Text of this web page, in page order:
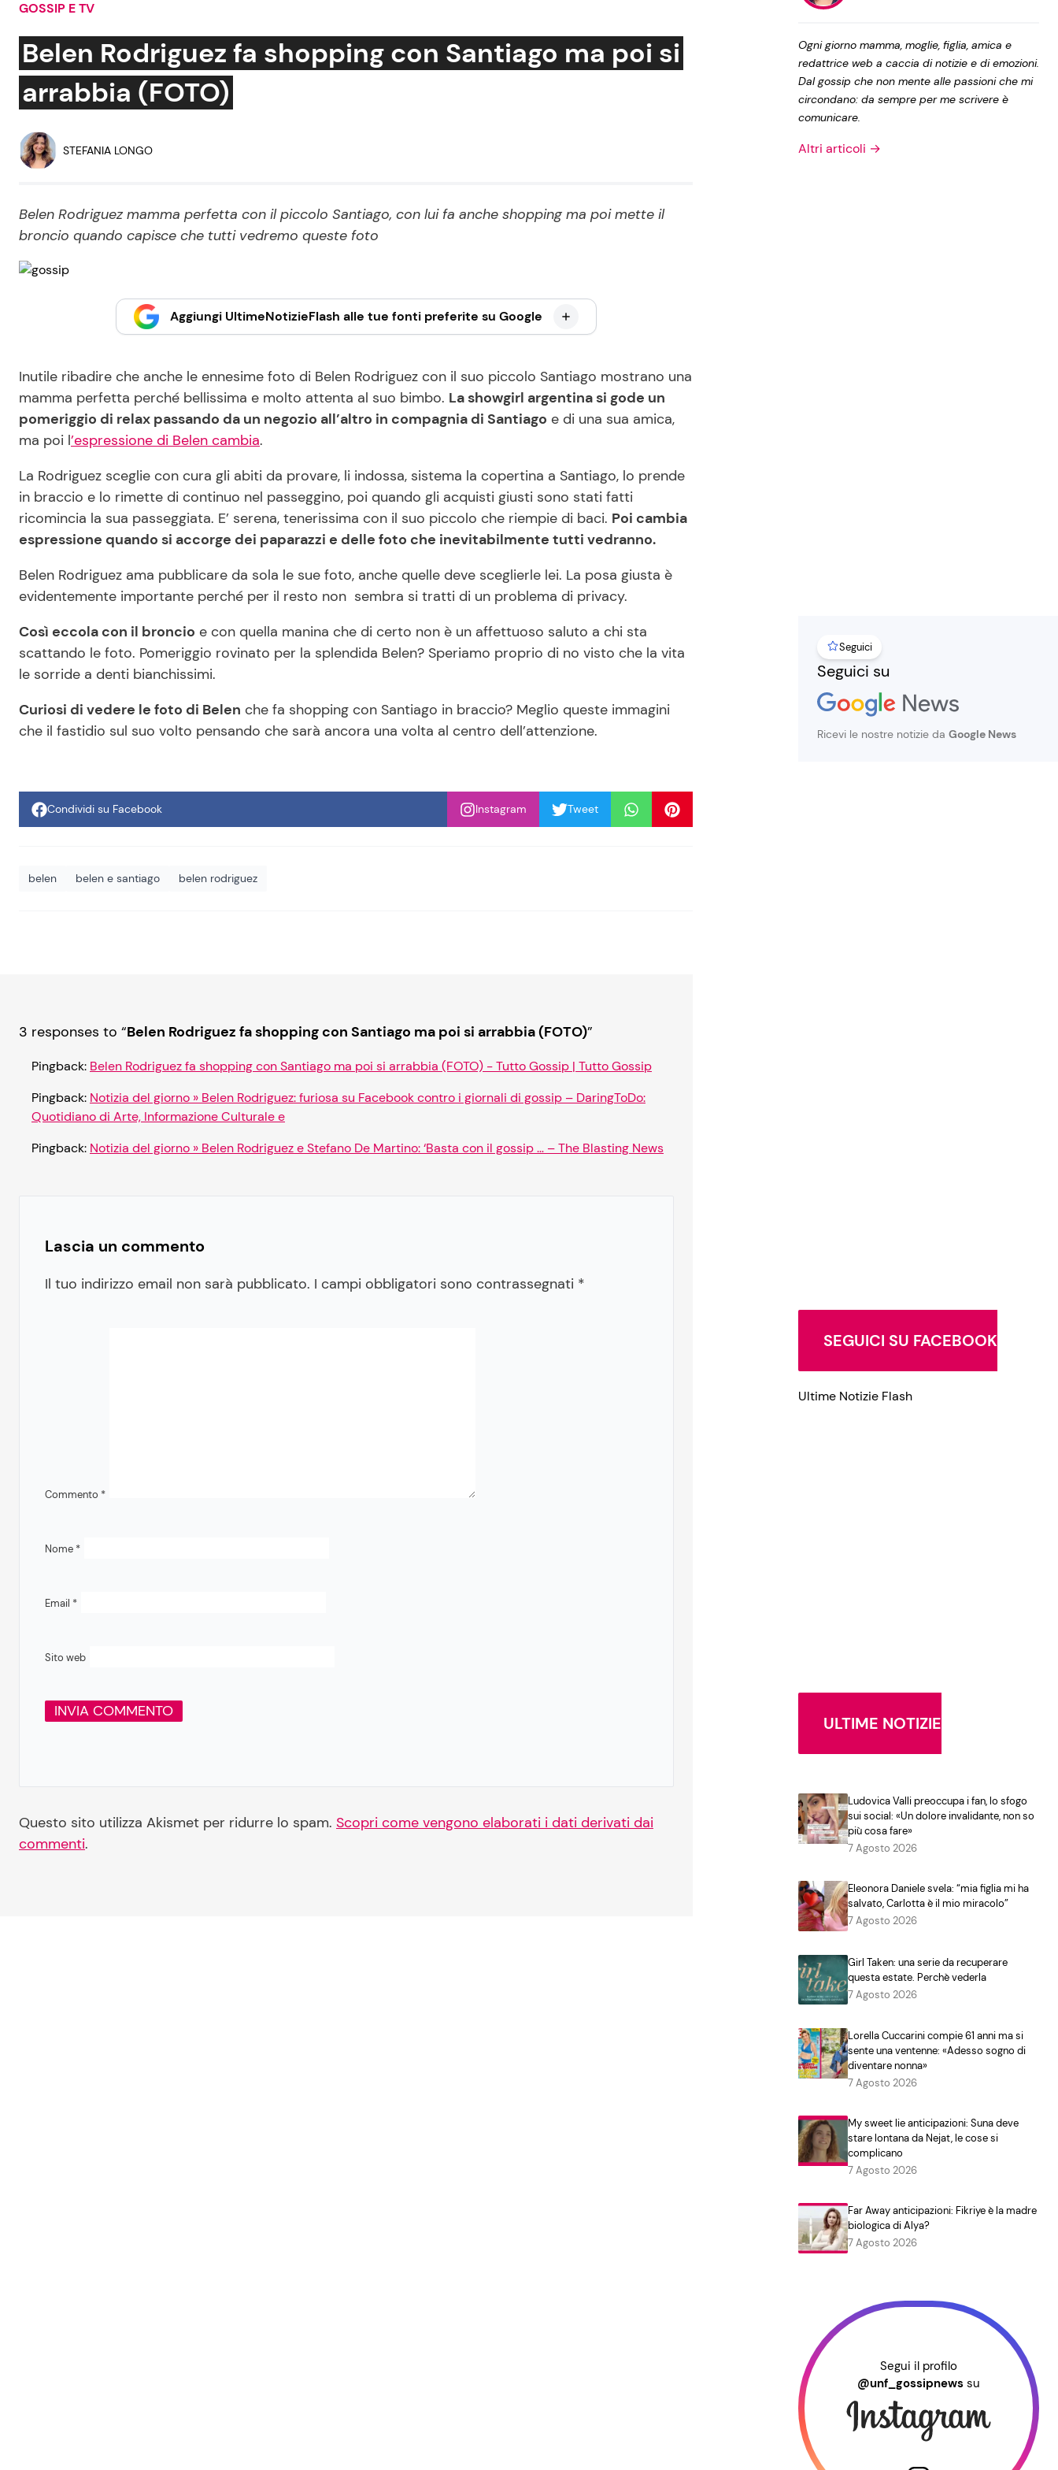
Social News
News dal mondo
Mondo Mamma
News benessere
Festività
Le Ricette in TV
Ricette per Bambini
Privacy Policy
GOSSIP E TV
Belen Rodriguez fa shopping con Santiago ma poi si
arrabbia (FOTO)
STEFANIA LONGO
Belen Rodriguez mamma perfetta con il piccolo Santiago, con lui fa anche shopping ma poi mette il
broncio quando capisce che tutti vedremo queste foto
Aggiungi UltimeNotizieFlash alle tue fonti preferite su Google
Inutile ribadire che anche le ennesime foto di Belen Rodriguez con il suo piccolo Santiago mostrano una
mamma perfetta perché bellissima e molto attenta al suo bimbo. La showgirl argentina si gode un
pomeriggio di relax passando da un negozio all’altro in compagnia di Santiago e di una sua amica,
ma poi l’espressione di Belen cambia.
La Rodriguez sceglie con cura gli abiti da provare, li indossa, sistema la copertina a Santiago, lo prende
in braccio e lo rimette di continuo nel passeggino, poi quando gli acquisti giusti sono stati fatti
ricomincia la sua passeggiata. E’ serena, tenerissima con il suo piccolo che riempie di baci. Poi cambia
espressione quando si accorge dei paparazzi e delle foto che inevitabilmente tutti vedranno.
Belen Rodriguez ama pubblicare da sola le sue foto, anche quelle deve sceglierle lei. La posa giusta è
evidentemente importante perché per il resto non sembra si tratti di un problema di privacy.
Così eccola con il broncio e con quella manina che di certo non è un affettuoso saluto a chi sta
scattando le foto. Pomeriggio rovinato per la splendida Belen? Speriamo proprio di no visto che la vita
le sorride a denti bianchissimi.
Curiosi di vedere le foto di Belen che fa shopping con Santiago in braccio? Meglio queste immagini
che il fastidio sul suo volto pensando che sarà ancora una volta al centro dell’attenzione.
Condividi su Facebook Instagram Tweet
belen belen e santiago belen rodriguez
3 responses to “Belen Rodriguez fa shopping con Santiago ma poi si arrabbia (FOTO)”
Pingback: Belen Rodriguez fa shopping con Santiago ma poi si arrabbia (FOTO) - Tutto Gossip | Tutto Gossip
Pingback: Notizia del giorno » Belen Rodriguez: furiosa su Facebook contro i giornali di gossip – DaringToDo:
Quotidiano di Arte, Informazione Culturale e
Pingback: Notizia del giorno » Belen Rodriguez e Stefano De Martino: ‘Basta con il gossip … – The Blasting News
Lascia un commento
Il tuo indirizzo email non sarà pubblicato. I campi obbligatori sono contrassegnati *
Commento *
Nome *
Email *
Sito web
Questo sito utilizza Akismet per ridurre lo spam. Scopri come vengono elaborati i dati derivati dai
commenti.
Ogni giorno mamma, moglie, figlia, amica e
redattrice web a caccia di notizie e di emozioni.
Dal gossip che non mente alle passioni che mi
circondano: da sempre per me scrivere è
comunicare.
Altri articoli →
Seguici
Seguici su
Ricevi le nostre notizie da Google News
SEGUICI SU FACEBOOK
Ultime Notizie Flash
ULTIME NOTIZIE
Ludovica Valli preoccupa i fan, lo sfogo
sui social: «Un dolore invalidante, non so
più cosa fare»
7 Agosto 2026
Eleonora Daniele svela: “mia figlia mi ha
salvato, Carlotta è il mio miracolo”
7 Agosto 2026
Girl Taken: una serie da recuperare
questa estate. Perchè vederla
7 Agosto 2026
Lorella Cuccarini compie 61 anni ma si
sente una ventenne: «Adesso sogno di
diventare nonna»
7 Agosto 2026
My sweet lie anticipazioni: Suna deve
stare lontana da Nejat, le cose si
complicano
7 Agosto 2026
Far Away anticipazioni: Fikriye è la madre
biologica di Alya?
7 Agosto 2026
Segui il profilo
@unf_gossipnews su